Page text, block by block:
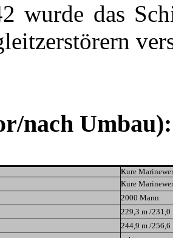
wurde das
nach Umbau):
Kure
Kure
2000 Mann
229,3 m /231,0
244,9 m /256,6